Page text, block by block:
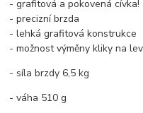
- grafitová a pokovená cívka!
- precizní brzda
- lehká grafitová konstrukce
- možnost výměny kliky na
- síla brzdy 6,5 kg
- váha 510 g